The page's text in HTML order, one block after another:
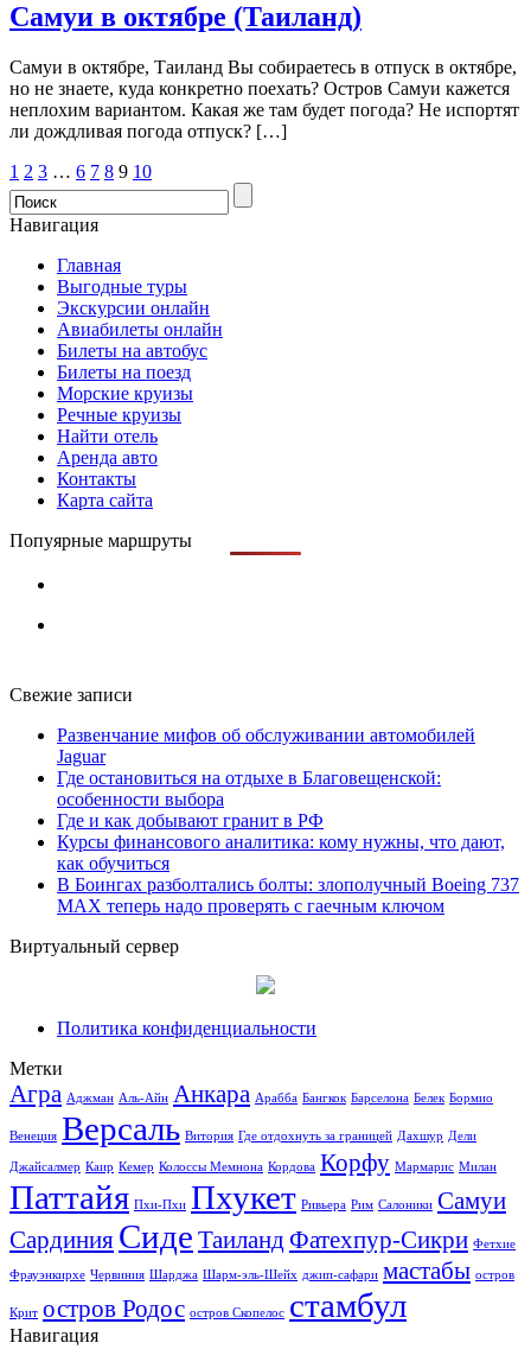
Самуи в октябре (Таиланд)
Самуи в октябре, Таиланд Вы собираетесь в отпуск в октябре,
но не знаете, куда конкретно поехать? Остров Самуи кажется
неплохим вариантом. Какая же там будет погода? Не испортят
ли дождливая погода отпуск? […]
1 2 3 … 6 7 8 9 10
Навигация
Главная
Выгодные туры
Экскурсии онлайн
Авиабилеты онлайн
Билеты на автобус
Билеты на поезд
Морские круизы
Речные круизы
Найти отель
Аренда авто
Контакты
Карта сайта
Попуярные маршруты
Свежие записи
Развенчание мифов об обслуживании автомобилей
Jaguar
Где остановиться на отдыхе в Благовещенской:
особенности выбора
Где и как добывают гранит в РФ
Курсы финансового аналитика: кому нужны, что дают,
как обучиться
В Боингах разболтались болты: злополучный Boeing 737
MAX теперь надо проверять с гаечным ключом
Виртуальный сервер
Политика конфиденциальности
Метки
Агра Аджман Аль-Айн Анкара Арабба Бангкок Барселона Белек Бормио
Венеция Версаль Витория Где отдохнуть за границей Дахшур Дели
Джайсалмер Каир Кемер Колоссы Мемнона Кордова Корфу Мармарис Милан
Паттайя Пхи-Пхи Пхукет Ривьера Рим Салоники Самуи
Сардиния Сиде ТаиландФатехпур-Сикри Фетхие
Фрауэнкирхе Червиния Шарджа Шарм-эль-Шейх джип-сафари мастабы остров
Крит остров Родос остров Скопелос стамбул
Навигация